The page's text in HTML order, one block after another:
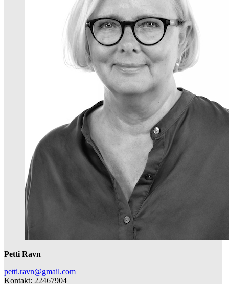
Petti Ravn
petti.ravn@gmail.com
Kontakt: 22467904